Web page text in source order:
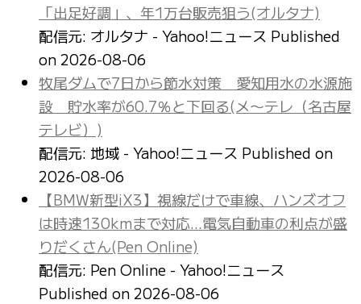
「出足好調」、年1万台販売狙う(オルタナ)
配信元: オルタナ - Yahoo!ニュース Published
on 2026-08-06
牧尾ダムで7日から節水対策 愛知用水の水源施
設 貯水率が60.7％と下回る(メ〜テレ（名古屋
テレビ）)
配信元: 地域 - Yahoo!ニュース Published on
2026-08-06
【BMW新型iX3】視線だけで車線、ハンズオフ
は時速130kmまで対応…電気自動車の利点が盛
りだくさん(Pen Online)
配信元: Pen Online - Yahoo!ニュース
Published on 2026-08-06